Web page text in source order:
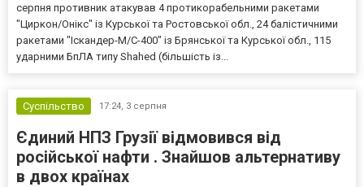
серпня противник атакував 4 протикорабельними ракетами
"Циркон/Онікс" із Курської та Ростовської обл., 24 балістичними
ракетами "Іскандер-М/С-400" із Брянської та Курської обл., 115
ударними БпЛА типу Shahed (більшість із...
Суспільство 17:24, 3 серпня
Єдиний НПЗ Грузії відмовився від
російської нафти . Знайшов альтернативу
в двох країнах